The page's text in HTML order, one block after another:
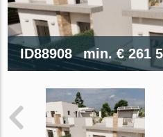
ID88908 min. € 261